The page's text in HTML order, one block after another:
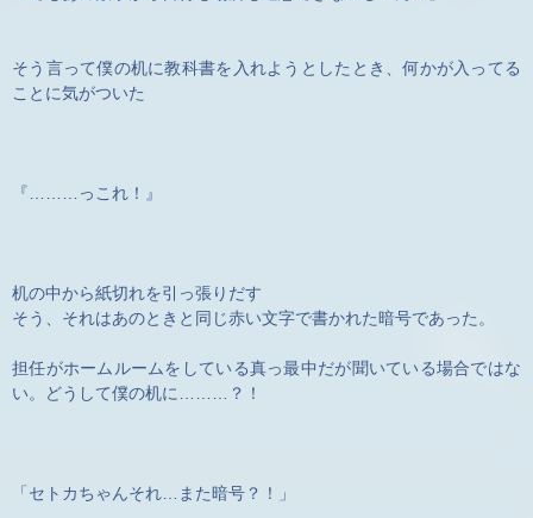
そう言って僕の机に教科書を入れようとしたとき、何かが入ってる
ことに気がついた
『………っこれ！』
机の中から紙切れを引っ張りだす
そう、それはあのときと同じ赤い文字で書かれた暗号であった。
担任がホームルームをしている真っ最中だが聞いている場合ではな
い。どうして僕の机に………？！
「セトカちゃんそれ…また暗号？！」